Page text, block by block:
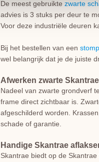
De meest gebruikte zwarte
advies is 3 stuks per deur te
Voor deze industriële deuren
Bij het bestellen van een
wel belangrijk dat je de juiste
Afwerken zwarte
Nadeel van zwarte grondverf
frame direct zichtbaar is.
afgeschilderd worden.
schade of garantie.
Handige Skantrae
Skantrae biedt op de